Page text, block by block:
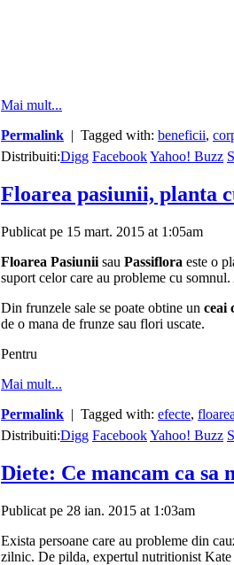
Mai mult...
Permalink | Tagged with: beneficii,
Distribuiti:Digg FacebookYahoo! Buzz
Floarea pasiunii, planta
Publicat pe 15 mart. 2015 at 1:05am
Floarea Pasiunii sau Passiflora este o
suport celor care au probleme cu
Din frunzele sale se poate obtine un ceai
de o mana de frunze sau flori uscate.
Pentru
Mai mult...
Permalink | Tagged with: efecte,
Distribuiti:Digg FacebookYahoo! Buzz
Diete: Ce mancam ca sa
Publicat pe 28 ian. 2015 at 1:03am
Exista persoane care au probleme din
zilnic. De pilda, expertul nutritionist Kate